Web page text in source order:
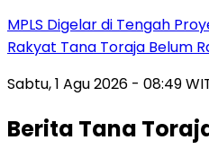
MPLS Digelar di Tengah
Rakyat Tana Toraja Belum
Sabtu, 1 Agu 2026 - 08:49
Berita Tana